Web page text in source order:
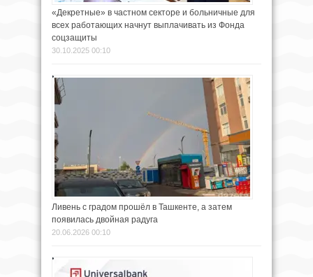
«Декретные» в частном секторе и больничные для
всех работающих начнут выплачивать из Фонда
соцзащиты
30.10.2025 00:10
Ливень с градом прошёл в Ташкенте, а затем
появилась двойная радуга
20.06.2026 00:10